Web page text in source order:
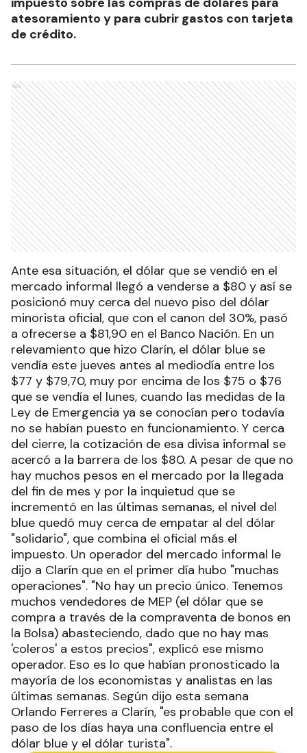
atesoramiento y para cubrir gastos con tarjeta
de crédito.
Ads
Ante esa situación, el dólar que se vendió en el
mercado informal llegó a venderse a $80 y así se
posicionó muy cerca del nuevo piso del dólar
minorista oficial, que con el canon del 30%, pasó
a ofrecerse a $81,90 en el Banco Nación. En un
relevamiento que hizo Clarín, el dólar blue se
vendía este jueves antes al mediodía entre los
$77 y $79,70, muy por encima de los $75 o $76
que se vendía el lunes, cuando las medidas de la
Ley de Emergencia ya se conocían pero todavía
no se habían puesto en funcionamiento. Y cerca
del cierre, la cotización de esa divisa informal se
acercó a la barrera de los $80. A pesar de que no
hay muchos pesos en el mercado por la llegada
del fin de mes y por la inquietud que se
incrementó en las últimas semanas, el nivel del
blue quedó muy cerca de empatar al del dólar
"solidario", que combina el oficial más el
impuesto. Un operador del mercado informal le
dijo a Clarín que en el primer día hubo "muchas
operaciones". "No hay un precio único. Tenemos
muchos vendedores de MEP (el dólar que se
compra a través de la compraventa de bonos en
la Bolsa) abasteciendo, dado que no hay mas
'coleros' a estos precios", explicó ese mismo
operador. Eso es lo que habían pronosticado la
mayoría de los economistas y analistas en las
últimas semanas. Según dijo esta semana
Orlando Ferreres a Clarín, "es probable que con el
paso de los días haya una confluencia entre el
dólar blue y el dólar turista".